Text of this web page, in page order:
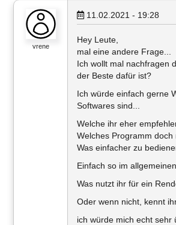
vrene
11.02.2021 - 19:28
Hey Leute,
mal eine andere Frage...
Ich wollt mal nachfragen
der Beste dafür ist?
Ich würde einfach gerne
Softwares sind...
Welche ihr eher
Welches Programm doch
Was einfacher zu
Einfach so im
Was nutzt ihr für ein
Oder wenn nicht, kennt
ich würde mich echt sehr